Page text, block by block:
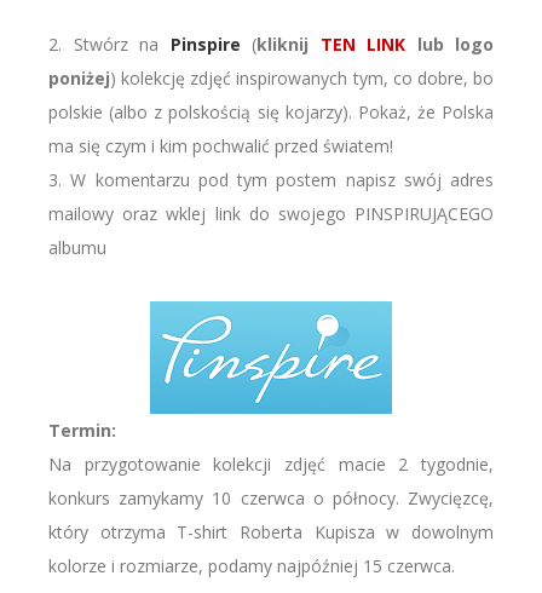
2. Stwórz na Pinspire (kliknij TEN LINK lub logo
poniżej) kolekcję zdjęć inspirowanych tym, co dobre, bo
polskie (albo z polskością się kojarzy). Pokaż, że Polska
ma się czym i kim pochwalić przed światem!
3. W komentarzu pod tym postem napisz swój adres
mailowy oraz wklej link do swojego PINSPIRUJĄCEGO
albumu
Termin:
Na przygotowanie kolekcji zdjęć macie 2 tygodnie,
konkurs zamykamy 10 czerwca o północy. Zwycięzcę,
który otrzyma T-shirt Roberta Kupisza w dowolnym
kolorze i rozmiarze, podamy najpóźniej 15 czerwca.